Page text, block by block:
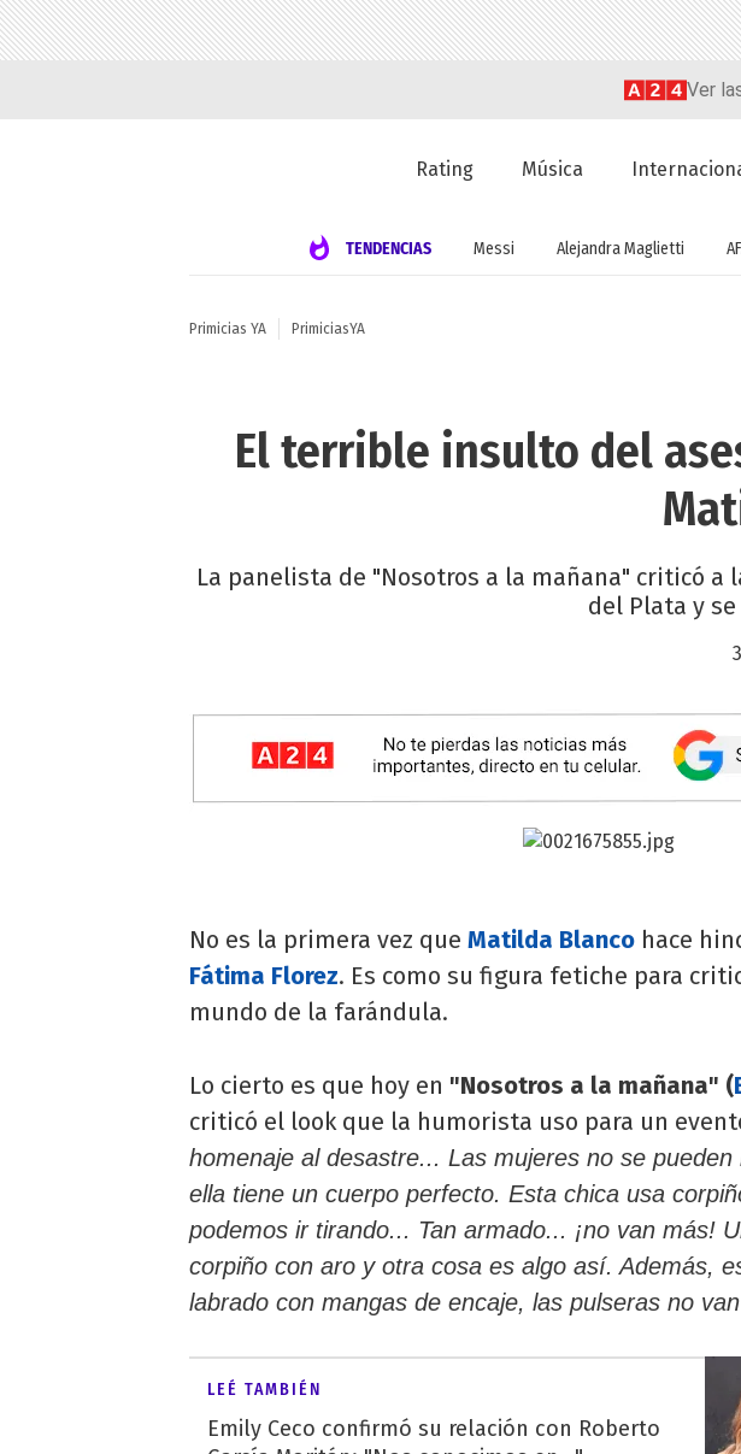
Ver
Rating Música
TENDENCIAS Messi Alejandra Maglietti
Primicias YA PrimiciasYA
El terrible insulto del
La panelista de "Nosotros a la mañana" criticó
del Plata y
No es la primera vez que Matilda Blanco hace
Fátima Florez. Es como su figura fetiche para
mundo de la farándula.
Lo cierto es que hoy en "Nosotros a la mañana" (
criticó el look que la humorista uso para un
homenaje al desastre... Las mujeres no se
ella tiene un cuerpo perfecto. Esta chica usa
podemos ir tirando... Tan armado... ¡no van más!
corpiño con aro y otra cosa es algo así. Además,
labrado con mangas de encaje, las pulseras no
LEÉ TAMBIÉN
Emily Ceco confirmó su relación con Roberto